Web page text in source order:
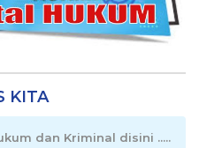
KITA
dan Kriminal disini .....